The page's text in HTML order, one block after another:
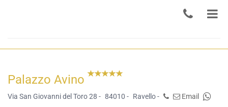
Palazzo Avino
Via San Giovanni del Toro 28 - 84010 - Ravello -
Email